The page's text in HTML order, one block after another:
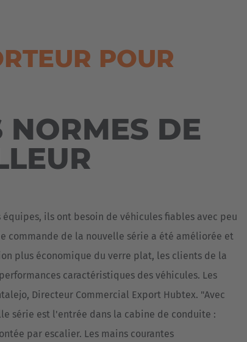
Japan
Japanese
Türkçe
POUR
NORMES DE
ils ont besoin de véhicules fiables avec peu
commande de la nouvelle série a été améliorée et
plus économique du verre plat, les clients de la
caractéristiques des véhicules. Les
Directeur Commercial Export Hubtex. "Avec
série est l'entrée dans la cabine de conduite :
par escalier. Les mains courantes